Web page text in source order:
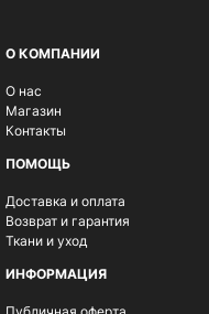
О КОМПАНИИ
О нас
Магазин
Контакты
ПОМОЩЬ
Доставка и оплата
Возврат и гарантия
Ткани и уход
ИНФОРМАЦИЯ